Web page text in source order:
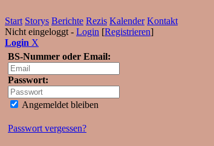
Start Storys Berichte Rezis Kalender Kontakt
Nicht eingeloggt - Login [Registrieren]
Login X
BS-Nummer oder Email:
Passwort:
Angemeldet bleiben
Passwort vergessen?